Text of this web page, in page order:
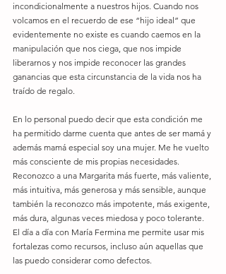
incondicionalmente a nuestros hijos. Cuando nos
volcamos en el recuerdo de ese “hijo ideal” que
evidentemente no existe es cuando caemos en la
manipulación que nos ciega, que nos impide
liberarnos y nos impide reconocer las grandes
ganancias que esta circunstancia de la vida nos ha
traído de regalo.
En lo personal puedo decir que esta condición me
ha permitido darme cuenta que antes de ser mamá y
además mamá especial soy una mujer. Me he vuelto
más consciente de mis propias necesidades.
Reconozco a una Margarita más fuerte, más valiente,
más intuitiva, más generosa y más sensible, aunque
también la reconozco más impotente, más exigente,
más dura, algunas veces miedosa y poco tolerante.
El día a día con María Fermina me permite usar mis
fortalezas como recursos, incluso aún aquellas que
las puedo considerar como defectos.